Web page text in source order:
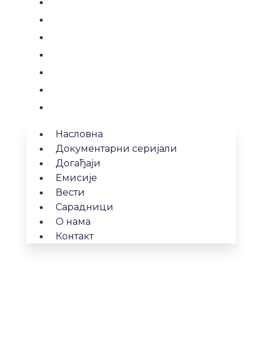
Насловна
Документарни серијали
Догађаји
Емисије
Вести
Сарадници
О нама
Контакт